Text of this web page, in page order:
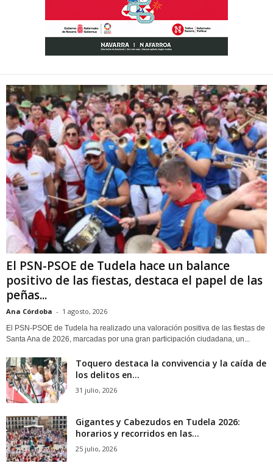
El PSN-PSOE de Tudela hace un balance
positivo de las fiestas, destaca el papel de las
peñas...
Ana Córdoba - 1 agosto, 2026
El PSN-PSOE de Tudela ha realizado una valoración positiva de las fiestas de
Santa Ana de 2026, marcadas por una gran participación ciudadana, un...
Toquero destaca la convivencia y la caída de
los delitos en...
31 julio, 2026
Gigantes y Cabezudos en Tudela 2026:
horarios y recorridos en las...
25 julio, 2026